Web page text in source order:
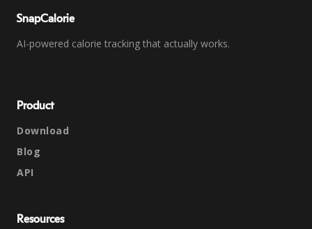
SnapCalorie
AI-powered calorie tracking that actually works.
Product
Download
Blog
API
Resources